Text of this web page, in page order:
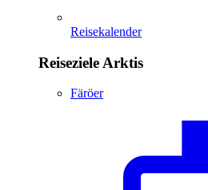
Reisekalender
Reiseziele Arktis
Färöer